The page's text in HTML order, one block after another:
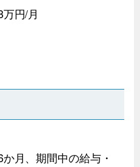
円/月
月、期間中の給与・